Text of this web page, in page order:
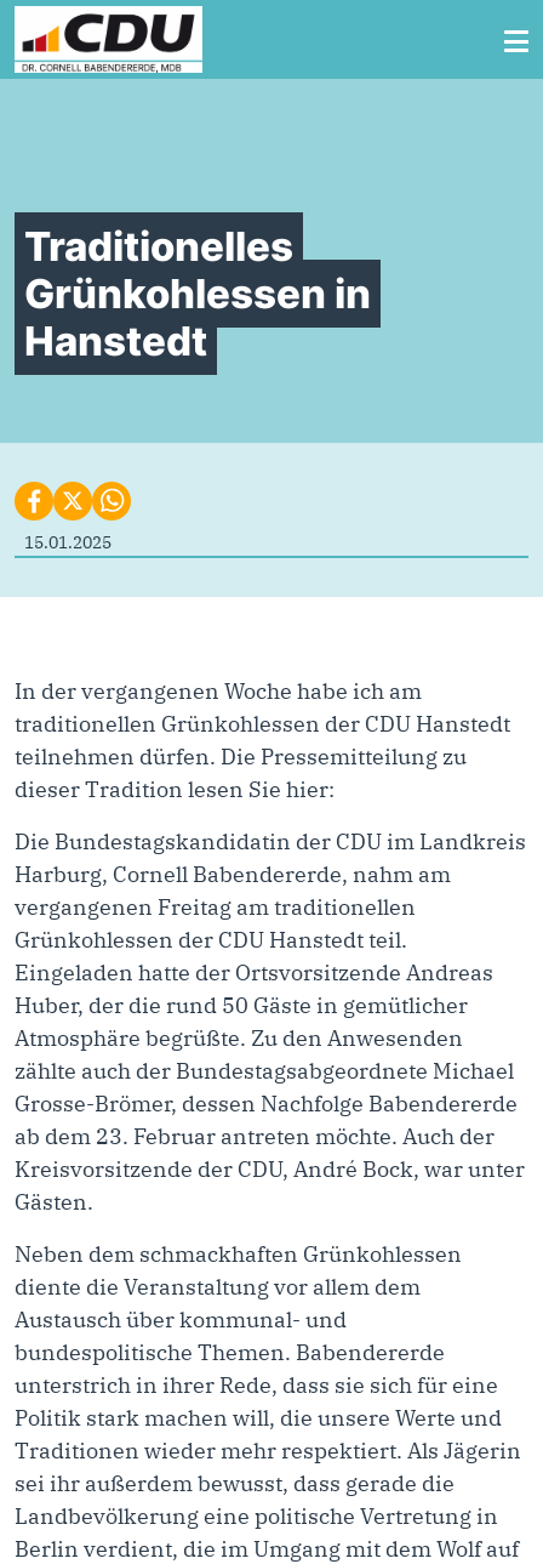
Zum Inhalt springen
Traditionelles
Grünkohlessen in
Hanstedt
15.01.2025
In der vergangenen Woche habe ich am
traditionellen Grünkohlessen der CDU Hanstedt
teilnehmen dürfen. Die Pressemitteilung zu
dieser Tradition lesen Sie hier:
Die Bundestagskandidatin der CDU im Landkreis
Harburg, Cornell Babendererde, nahm am
vergangenen Freitag am traditionellen
Grünkohlessen der CDU Hanstedt teil.
Eingeladen hatte der Ortsvorsitzende Andreas
Huber, der die rund 50 Gäste in gemütlicher
Atmosphäre begrüßte. Zu den Anwesenden
zählte auch der Bundestagsabgeordnete Michael
Grosse-Brömer, dessen Nachfolge Babendererde
ab dem 23. Februar antreten möchte. Auch der
Kreisvorsitzende der CDU, André Bock, war unter
Gästen.
Neben dem schmackhaften Grünkohlessen
diente die Veranstaltung vor allem dem
Austausch über kommunal- und
bundespolitische Themen. Babendererde
unterstrich in ihrer Rede, dass sie sich für eine
Politik stark machen will, die unsere Werte und
Traditionen wieder mehr respektiert. Als Jägerin
sei ihr außerdem bewusst, dass gerade die
Landbevölkerung eine politische Vertretung in
Berlin verdient, die im Umgang mit dem Wolf auf